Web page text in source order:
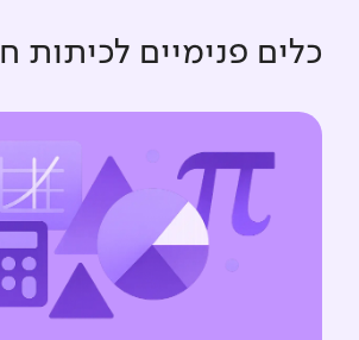
כלים פנימיים לכיתות ח